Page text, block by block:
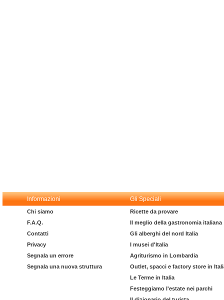
Informazioni Gli Speciali
Chi siamo
F.A.Q.
Contatti
Privacy
Segnala un errore
Segnala una nuova struttura
Ricette da provare
Il meglio della gastronomia italiana
Gli alberghi del nord Italia
I musei d'Italia
Agriturismo in Lombardia
Outlet, spacci e factory store in
Le Terme in Italia
Festeggiamo l'estate nei parchi